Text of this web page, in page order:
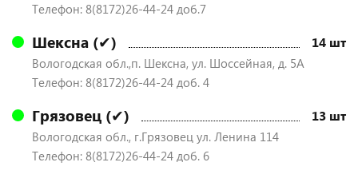
Телефон: 8(8172)26-44-24 доб.7
Шексна (✔) 14 шт
Вологодская обл.,п. Шексна, ул. Шоссейная, д. 5А
Телефон: 8(8172)26-44-24 доб. 4
Грязовец (✔) 13 шт
Вологодская обл., г.Грязовец ул. Ленина 114
Телефон: 8(8172)26-44-24 доб. 6